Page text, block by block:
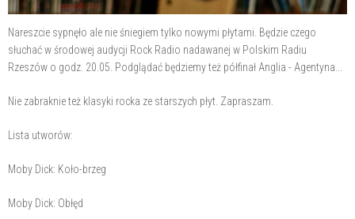
Nareszcie sypnęło ale nie śniegiem tylko nowymi płytami. Będzie czego
słuchać w środowej audycji Rock Radio nadawanej w Polskim Radiu
Rzeszów o godz. 20.05. Podglądać będziemy też półfinał Anglia - Agentyna...
Nie zabraknie też klasyki rocka ze starszych płyt. Zapraszam.
Lista utworów:
Moby Dick: Koło-brzeg
Moby Dick: Obłęd